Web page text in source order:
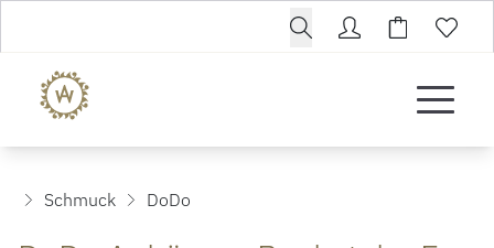
Schmuck DoDo